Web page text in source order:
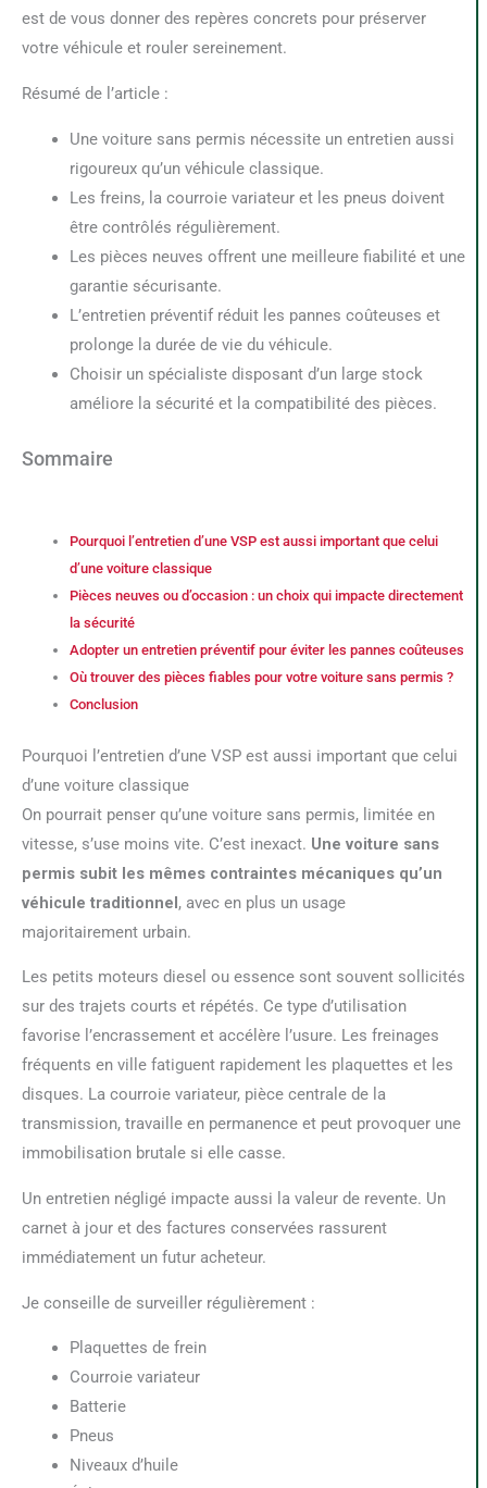
est de vous donner des repères concrets pour préserver
votre véhicule et rouler sereinement.
Résumé de l’article :
Une voiture sans permis nécessite un entretien aussi
rigoureux qu’un véhicule classique.
Les freins, la courroie variateur et les pneus doivent
être contrôlés régulièrement.
Les pièces neuves offrent une meilleure fiabilité et une
garantie sécurisante.
L’entretien préventif réduit les pannes coûteuses et
prolonge la durée de vie du véhicule.
Choisir un spécialiste disposant d’un large stock
améliore la sécurité et la compatibilité des pièces.
Sommaire
Pourquoi l’entretien d’une VSP est aussi important que celui
d’une voiture classique
Pièces neuves ou d’occasion : un choix qui impacte directement
la sécurité
Adopter un entretien préventif pour éviter les pannes coûteuses
Où trouver des pièces fiables pour votre voiture sans permis ?
Conclusion
Pourquoi l’entretien d’une VSP est aussi important que celui
d’une voiture classique
On pourrait penser qu’une voiture sans permis, limitée en
vitesse, s’use moins vite. C’est inexact. Une voiture sans
permis subit les mêmes contraintes mécaniques qu’un
véhicule traditionnel, avec en plus un usage
majoritairement urbain.
Les petits moteurs diesel ou essence sont souvent sollicités
sur des trajets courts et répétés. Ce type d’utilisation
favorise l’encrassement et accélère l’usure. Les freinages
fréquents en ville fatiguent rapidement les plaquettes et les
disques. La courroie variateur, pièce centrale de la
transmission, travaille en permanence et peut provoquer une
immobilisation brutale si elle casse.
Un entretien négligé impacte aussi la valeur de revente. Un
carnet à jour et des factures conservées rassurent
immédiatement un futur acheteur.
Je conseille de surveiller régulièrement :
Plaquettes de frein
Courroie variateur
Batterie
Pneus
Niveaux d’huile